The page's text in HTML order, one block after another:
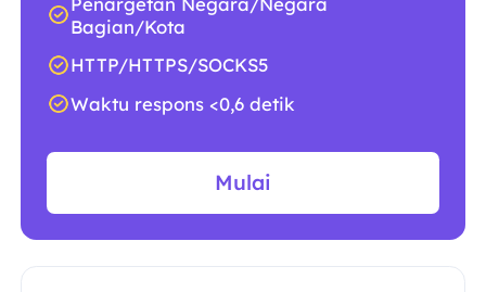
Bagian/Kota
HTTP/HTTPS/SOCKS5
Waktu respons <0,6 detik
Mulai